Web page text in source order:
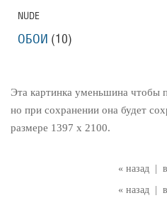
« назад
« назад
Эта картинка уменьшина чтобы
но при сохранении она будет
размере 1397 x 2100.
NUDE
ОБОИ (10)